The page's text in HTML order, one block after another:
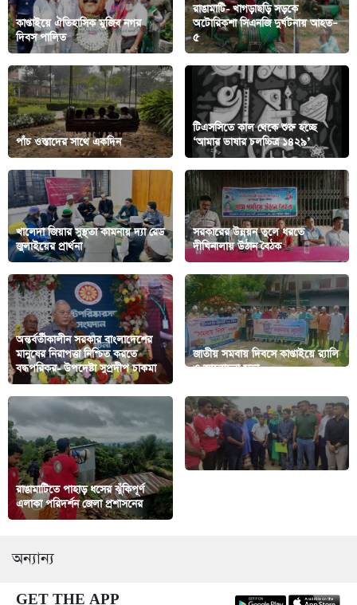
কাপ্তাইয়ে ঐতিহাসিক মুজিব নগর
দিবস পালিত
রাঙামাটি- খাগড়াছড়ি সড়কে
অটোরিকশা সিএনজি দুর্ঘটনায় আহত–
৫
পাঁচ ওস্তাদের সাথে একদিন
টিএসসিতে কাল থেকে শুরু হচ্ছে
‘আমার ভাষার চলচ্চিত্র ১৪২৯’
খালেদা জিয়ার সুস্থতা কামনায় দ্যা রেড
জুলাইয়ের প্রার্থনা
সরকারের উন্নয়ন তুলে ধরতে
দীঘিনালায় উঠান বৈঠক
অন্তর্বর্তীকালীন সরকার বাংলাদেশের
মানুষের নিরাপত্তা নিশ্চিত করতে
বদ্ধপরিকর- উপদেষ্টা সুপ্রদীপ চাকমা
জাতীয় সমবায় দিবসে কাপ্তাইয়ে র‍্যালি
ও আলোচনা সভা
রাঙামাটিতে পাহাড় ধসের ঝুঁকিপূর্ণ
এলাকা পরিদর্শন জেলা প্রশাসনের
অন্যান্য
GET THE APP